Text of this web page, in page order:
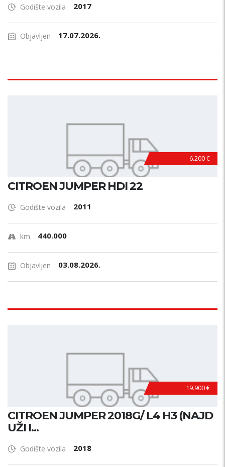
Godište vozila 2017
Objavljen 17.07.2026.
6.200 €
CITROEN JUMPER HDI 22
Godište vozila 2011
km 440.000
Objavljen 03.08.2026.
19.900 €
CITROEN JUMPER 2018G/ L4 H3 (NAJD
UŽI I...
Godište vozila 2018